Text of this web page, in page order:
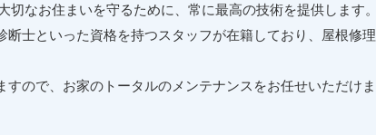
なお住まいを守るために、常に最高の技術を提供します。
士といった資格を持つスタッフが在籍しており、屋根修理
ので、お家のトータルのメンテナンスをお任せいただけま